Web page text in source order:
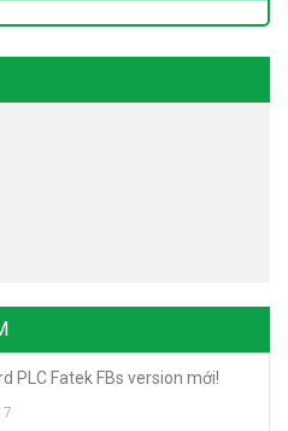
PLC Fatek FBs version mới!